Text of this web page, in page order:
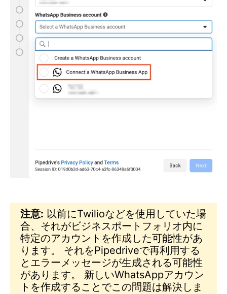
注意: 以前にTwilioなどを使用していた場
合、それがビジネスポートフォリオ内に
特定のアカウントを作成した可能性があ
ります。 それをPipedriveで再利用する
とエラーメッセージが生成される可能性
があります。 新しいWhatsAppアカウン
トを作成することでこの問題は解決しま